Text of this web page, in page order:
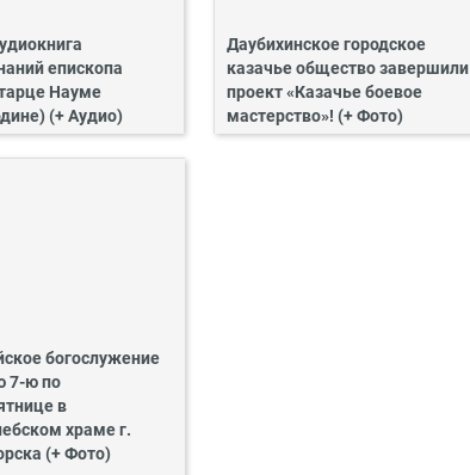
епископа
Науме
(+ Аудио)
Даубихинское городское
казачье общество завершили
проект «Казачье боевое
мастерство»! (+ Фото)
богослужение
7-ю по
в
храме г.
(+ Фото)